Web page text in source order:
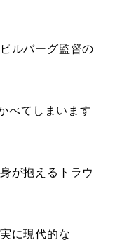
ルバーグ監督の
べてしまいます
が抱えるトラウ
に現代的な